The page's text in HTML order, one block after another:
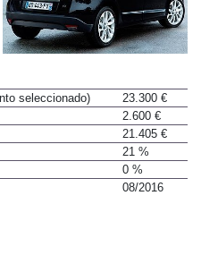
seleccionado)
23.300 €
2.600 €
21.405 €
21 %
0 %
08/2016